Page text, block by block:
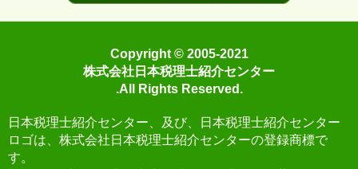
Copyright © 2005-2021
株式会社日本税理士紹介センター
.All Rights Reserved.
日本税理士紹介センター、及び、日本税理士紹介センター
ロゴは、株式会社日本税理士紹介センターの登録商標で
す。